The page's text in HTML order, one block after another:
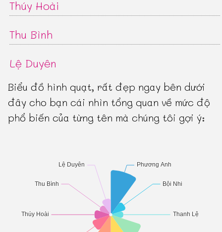
Thúy Hoài
Thu Bình
Lệ Duyên
Biểu đồ hình quạt, rất đẹp ngay bên dưới
đây cho bạn cái nhìn tổng quan về mức độ
phổ biến của từng tên mà chúng tôi gợi ý: